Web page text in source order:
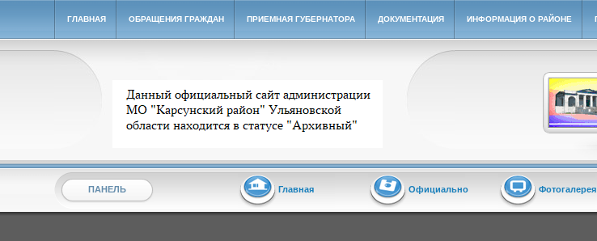
ГЛАВНАЯ ОБРАЩЕНИЯ ГРАЖДАН ПРИЕМНАЯ ГУБЕРНАТОРА ДОКУМЕНТАЦИЯ ИНФОРМАЦИЯ О РАЙОНЕ
Архивный сайт администрации МО "Карсунский район"
ПАНЕЛЬ Главная Официально Фотогалерея